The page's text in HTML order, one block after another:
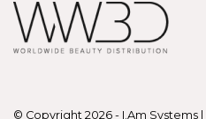
© Copyright 2026 - I.Am Systems